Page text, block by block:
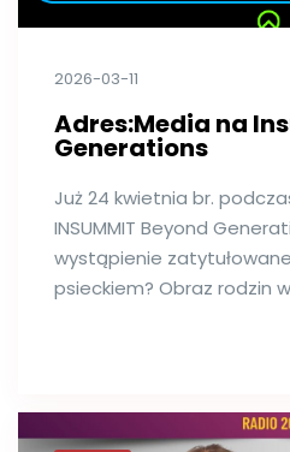
2026-03-11
Adres:Media na
Generations
Już 24 kwietnia br.
INSUMMIT Beyond
wystąpienie
psieckiem? Obraz rodzin